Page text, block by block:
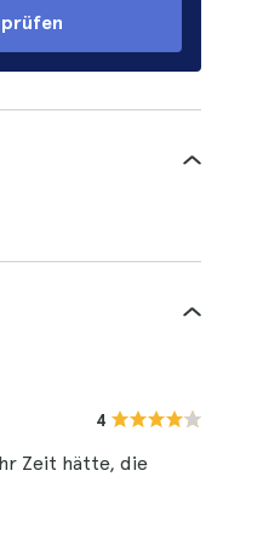
4
Zeit hätte, die